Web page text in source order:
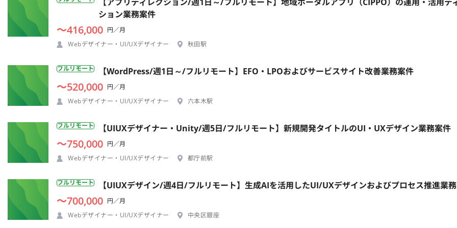
【アプリディレクション/週1日～/フルリモート】地域ポータルアプリ（CIPPO）の運用・活用デ
ション業務案件
〜416,000 円／月
Webデザイナー・UI/UXデザイナー
秋田駅
フルリモート 【WordPress/週1日～/フルリモート】EFO・LPOおよびサービスサイト改善業務案件
〜520,000 円／月
Webデザイナー・UI/UXデザイナー
六本木駅
フルリモート 【UIUXデザイナー・Unity/週5日/フルリモート】新規開発タイトルのUI・UXデザイン業務案件
〜750,000 円／月
Webデザイナー・UI/UXデザイナー
都庁前駅
フルリモート 【UIUXデザイン/週4日/フルリモート】生成AIを活用したUI/UXデザインおよびプロセス推進業
〜700,000 円／月
Webデザイナー・UI/UXデザイナー
中央区銀座